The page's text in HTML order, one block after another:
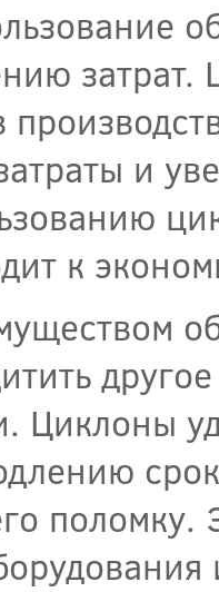
затрат.
и
к
Циклоны
поломку.